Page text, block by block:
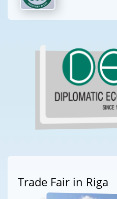
Trade Fair in Riga